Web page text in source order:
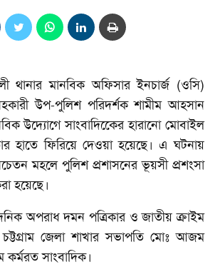
থানার মানবিক অফিসার ইনচার্জ (ওসি)
উপ-পুলিশ পরিদর্শক শামীম আহসান
উদ্যোগে সাংবাদিকেের হারানো মোবাইল
হাতে ফিরিয়ে দেওয়া হয়েছে। এ ঘটনায়
মহলে পুলিশ প্রশাসনের ভূয়সী প্রশংসা
হয়েছে।
অপরাধ দমন পত্রিকার ও জাতীয় ক্রাইম
চট্টগ্রাম জেলা শাখার সভাপতি মোঃ আজম
সাংবাদিক।